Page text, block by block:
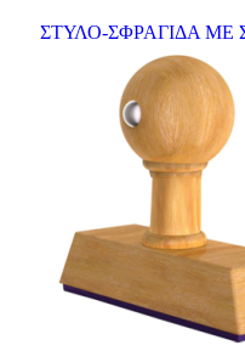
ΣΤΥΛΟ-ΣΦΡΑΓΙΔΑ ΜΕ